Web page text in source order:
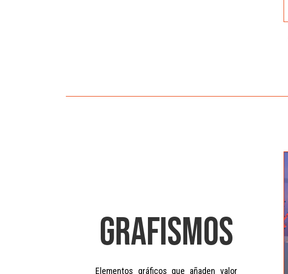
GRAFISMOS
Elementos gráficos que añaden valor